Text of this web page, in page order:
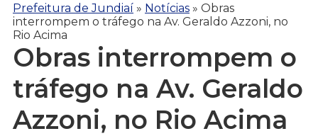
Prefeitura de Jundiaí » Notícias » Obras
interrompem o tráfego na Av. Geraldo Azzoni, no
Rio Acima
Obras interrompem o
tráfego na Av. Geraldo
Azzoni, no Rio Acima